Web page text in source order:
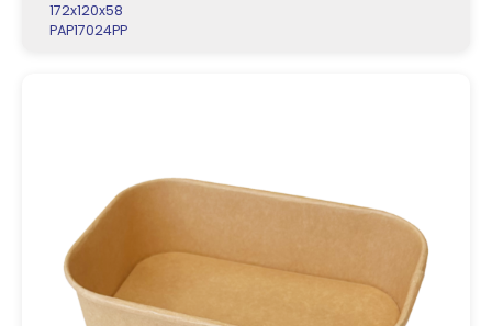
172x120x58
PAP17024PP